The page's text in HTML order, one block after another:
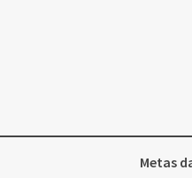
Metas